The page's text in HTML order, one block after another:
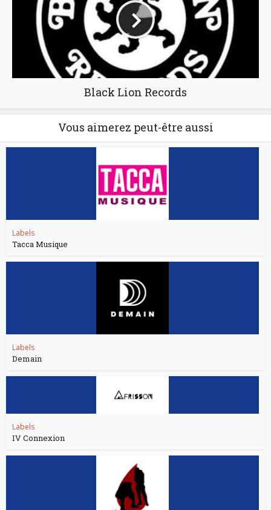
Black Lion Records
Vous aimerez peut-être aussi
Labels
Tacca Musique
Labels
Demain
Labels
IV Connexion